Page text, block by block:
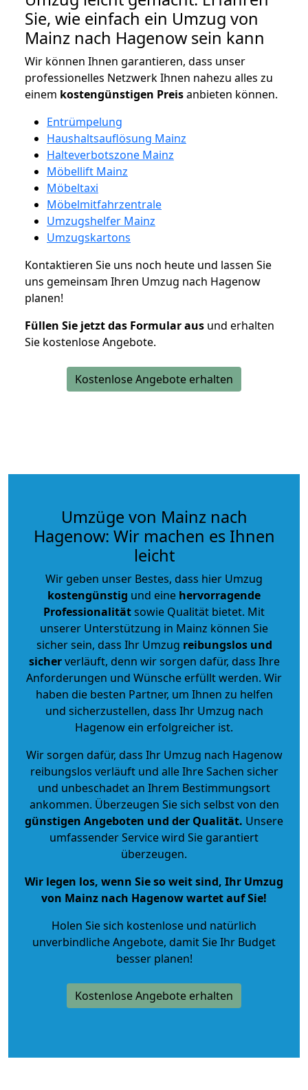
Sie, wie einfach ein Umzug von
Mainz nach Hagenow sein kann
Wir können Ihnen garantieren, dass unser
professionelles Netzwerk Ihnen nahezu alles zu
einem kostengünstigen Preisanbieten können.
Entrümpelung
Haushaltsauflösung Mainz
Halteverbotszone Mainz
Möbellift Mainz
Möbeltaxi
Möbelmitfahrzentrale
Umzugshelfer Mainz
Umzugskartons
Kontaktieren Sie uns noch heute und lassen Sie
uns gemeinsam Ihren Umzug nach Hagenow
planen!
Füllen Sie jetzt das Formular aus und erhalten
Sie kostenlose Angebote.
Kostenlose Angebote erhalten
Umzüge von Mainz nach
Hagenow: Wir machen es Ihnen
leicht
Wir geben unser Bestes, dass hier Umzug
kostengünstig und eine hervorragende
Professionalitätsowie Qualität bietet. Mit
unserer Unterstützung in Mainz können Sie
sicher sein, dass Ihr Umzug reibungslos und
sicherverläuft, denn wir sorgen dafür, dass Ihre
Anforderungen und Wünsche erfüllt werden. Wir
haben die besten Partner, um Ihnen zu helfen
und sicherzustellen, dass Ihr Umzug nach
Hagenow ein erfolgreicher ist.
Wir sorgen dafür, dass Ihr Umzug nach Hagenow
reibungslos verläuft und alle Ihre Sachen sicher
und unbeschadet an Ihrem Bestimmungsort
ankommen. Überzeugen Sie sich selbst von den
günstigen Angeboten und der Qualität. Unsere
umfassender Service wird Sie garantiert
überzeugen.
Wir legen los, wenn Sie so weit sind, Ihr Umzug
von Mainz nach Hagenow wartet auf Sie!
Holen Sie sich kostenlose und natürlich
unverbindliche Angebote, damit Sie Ihr Budget
besser planen!
Kostenlose Angebote erhalten